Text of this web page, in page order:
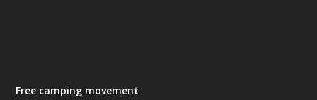
Free camping movement